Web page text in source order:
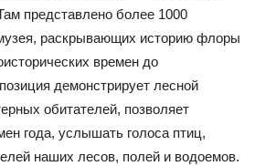
представлено более 1000
раскрывающих историю флоры
времен до
демонстрирует лесной
обитателей, позволяет
года, услышать голоса птиц,
наших лесов, полей и водоемов.